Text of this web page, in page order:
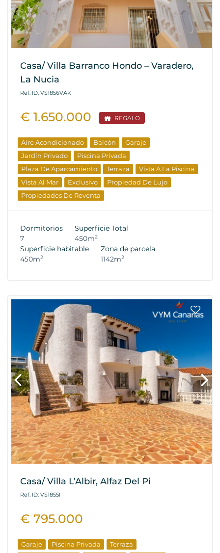
Casa/ Villa Barranco Hondo – Varadero,
La Nucia
Ref. ID: VS1856VAK
€ 1.650.000 REGALO
Aire Acondicionado Balcón
Garaje
Jardín Privado
Piscina Privada
Plaza De Aparcamiento
Terraza
Vista A La Piscina
Vista Al Mar
Exclusivo
Propiedad De Lujo
Propiedades De Reventa
Dormitorios
7
Superficie Total
450m2
Superficie habitable
450m2
Zona de parcela
1142m2
Casa/ Villa L’Albir, Alfaz Del Pi
Ref. ID: VS1855I
€ 795.000
Garaje Piscina Privada
Terraza